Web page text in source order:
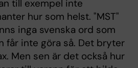
till exempel inte
hur som helst. "MST"
inga svenska ord som
får inte göra så. Det bryter
Men sen är det också hur